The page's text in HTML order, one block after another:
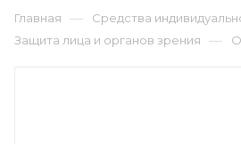
Главная — Средства
Защита лица и органов зрения —